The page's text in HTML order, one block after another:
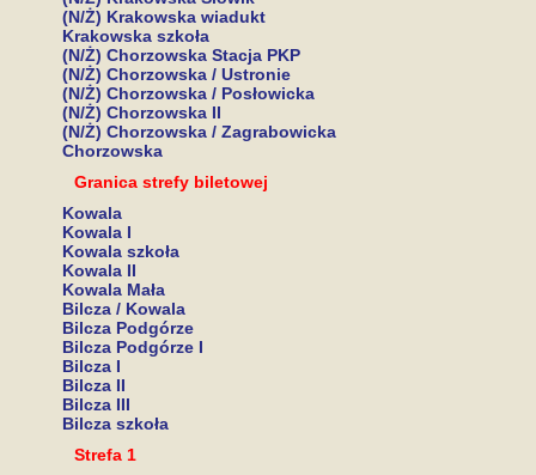
(N/Ż) Krakowska wiadukt
Krakowska szkoła
(N/Ż) Chorzowska Stacja PKP
(N/Ż) Chorzowska / Ustronie
(N/Ż) Chorzowska / Posłowicka
(N/Ż) Chorzowska II
(N/Ż) Chorzowska / Zagrabowicka
Chorzowska
Granica strefy biletowej
Kowala
Kowala I
Kowala szkoła
Kowala II
Kowala Mała
Bilcza / Kowala
Bilcza Podgórze
Bilcza Podgórze I
Bilcza I
Bilcza II
Bilcza III
Bilcza szkoła
Strefa 1